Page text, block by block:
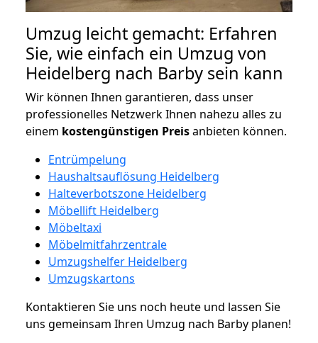
Umzug leicht gemacht: Erfahren
Sie, wie einfach ein Umzug von
Heidelberg nach Barby sein kann
Wir können Ihnen garantieren, dass unser
professionelles Netzwerk Ihnen nahezu alles zu
einem kostengünstigen Preisanbieten können.
Entrümpelung
Haushaltsauflösung Heidelberg
Halteverbotszone Heidelberg
Möbellift Heidelberg
Möbeltaxi
Möbelmitfahrzentrale
Umzugshelfer Heidelberg
Umzugskartons
Kontaktieren Sie uns noch heute und lassen Sie
uns gemeinsam Ihren Umzug nach Barby planen!